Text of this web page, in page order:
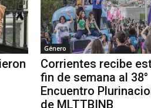
Género
Corrientes recibe
fin de semana al 38°
Encuentro
de MLTTBINB